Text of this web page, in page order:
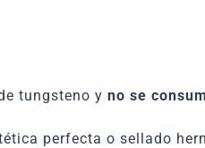
tungsteno y no se
perfecta o sellado